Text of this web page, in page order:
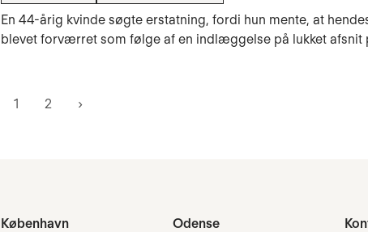
En 44-årig kvinde søgte erstatning, fordi hun mente, at
blevet forværret som følge af en indlæggelse på lukket afsnit
1 2
København
Odense